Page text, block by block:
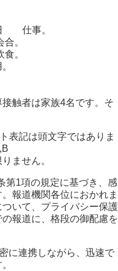
仕事。
。
。
者は家族4名です。そ
表記は頭文字ではありま
ません。
第1項の規定に基づき、感
報道機関各位におかれま
いて、プライバシー保護
報道に、格段の御配慮を
に連携しながら、迅速で